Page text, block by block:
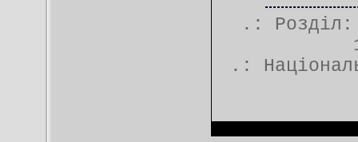
.:
.: